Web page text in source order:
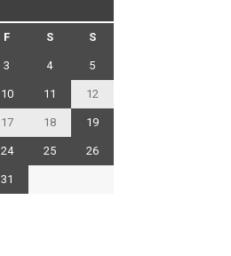
F S S
3 4 5
10 11 12
17 18 19
24 25 26
31